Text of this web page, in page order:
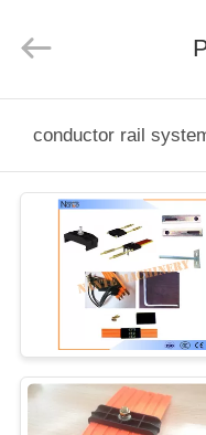
PRODUCTOS
SOBRE
NOSOTROS
VISITA
Eqiupment
Co.,Ltd..
Reserved.
conductor rail